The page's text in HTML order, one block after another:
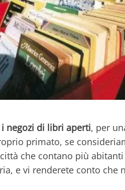
i negozi di libri aperti, per
primato, se
che contano più
e vi renderete conto che